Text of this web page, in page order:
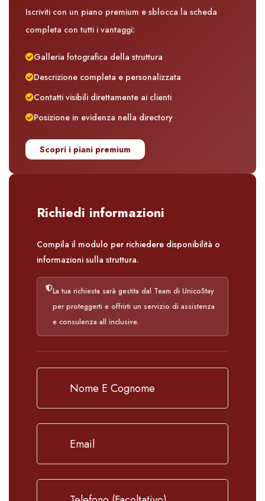
Iscriviti con un piano premium e sblocca la scheda
completa con tutti i vantaggi:
Galleria fotografica della struttura
Descrizione completa e personalizzata
Contatti visibili direttamente ai clienti
Posizione in evidenza nella directory
Scopri i piani premium
Richiedi informazioni
Compila il modulo per richiedere disponibilità o
informazioni sulla struttura.
La tua richiesta sarà gestita dal Team di UnicoStay
per proteggerti e offrirti un servizio di assistenza
e consulenza all inclusive.